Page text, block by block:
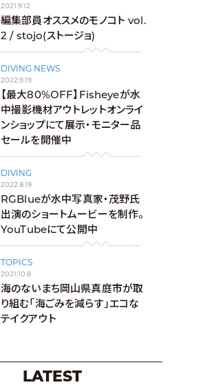
2021.9.12
編集部員オススメのモノコト vol.
2 / stojo(ストージョ)
DIVING NEWS
2022.9.19
【最大80%OFF】Fisheyeが水
中撮影機材アウトレットオンライ
ンショップにて展示・モニター品
セールを開催中
DIVING
2022.8.19
RGBlueが水中写真家・茂野氏
出演のショートムービーを制作。
YouTubeにて公開中
TOPICS
2021.10.8
海のないまち岡山県真庭市が取
り組む「海ごみを減らす」エコな
テイクアウト
LATEST